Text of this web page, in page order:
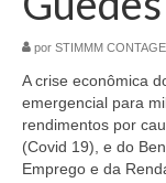
por STIMMM
A crise econômica
emergencial para
rendimentos por
(Covid 19), e do
Emprego e da